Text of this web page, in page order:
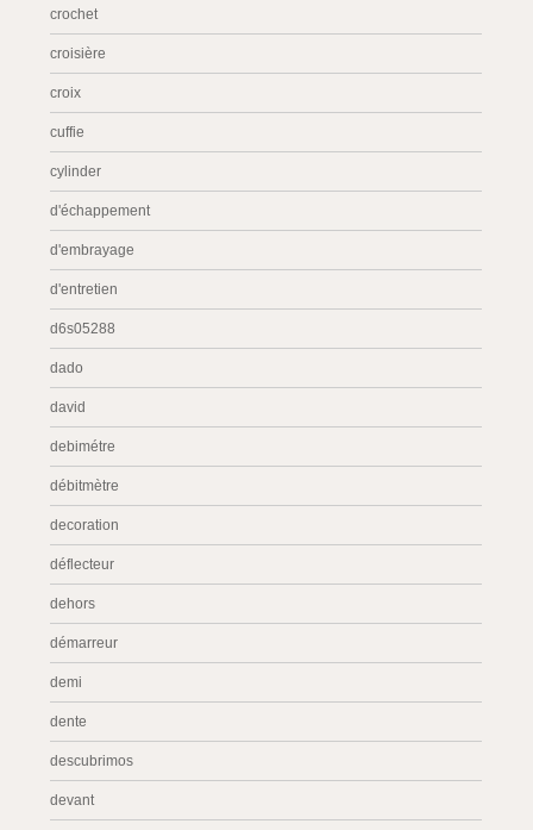
crochet
croisière
croix
cuffie
cylinder
d'échappement
d'embrayage
d'entretien
d6s05288
dado
david
debimétre
débitmètre
decoration
déflecteur
dehors
démarreur
demi
dente
descubrimos
devant